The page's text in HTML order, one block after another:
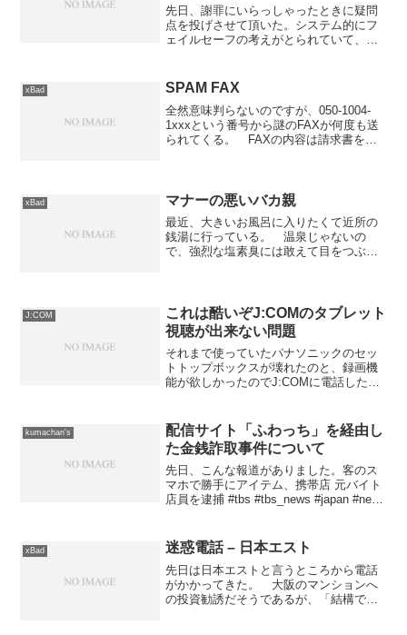
先日、謝罪にいらっしゃったときに疑問
点を投げさせて頂いた。システム的にフ
ェイルセーフの考えがとられていて、実
月曜日に話が来ていたのだが、こちらの
xBad SPAM FAX
全然意味判らないのですが、050-1004-
1xxxという番号から謎のFAXが何度も送
られてくる。 FAXの内容は請求書を送
にある...
xBad マナーの悪いバカ親
最近、大きいお風呂に入りたくて近所の
銭湯に行っている。 温泉じゃないの
で、強烈な塩素臭には敢えて目をつぶり
っていない。 子供が浴槽の...
J:COM
これは酷いぞJ:COMのタブレット
視聴が出来ない問題
それまで使っていたパナソニックのセッ
トトップボックスが壊れたのと、録画機
能が欲しかったのでJ:COMに電話したら
ス。同時2録画（外付けHDD必要）＋1視
聴...
kumachan's
配信サイト「ふわっち」を経由し
た金銭詐取事件について
先日、こんな報道がありました。客のス
マホで勝手にアイテム、携帯店 元バイト
店員を逮捕 #tbs #tbs_news #japan #news
記...
xBad 迷惑電話 – 日本エスト
先日は日本エストと言うところから電話
がかかってきた。 大阪のマンションへ
の投資勧誘だそうであるが、「結構で